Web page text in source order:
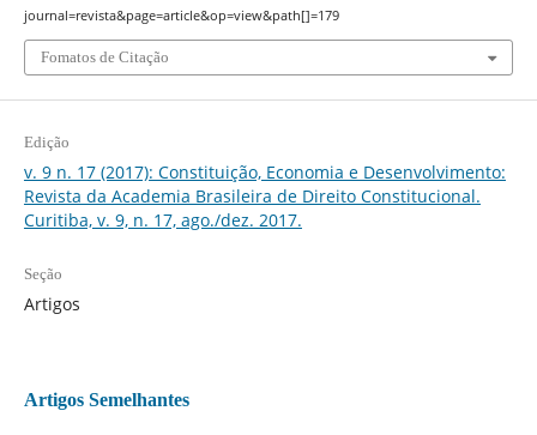
journal=revista&page=article&op=view&path[]=179
Fomatos de Citação
Edição
v. 9 n. 17 (2017): Constituição, Economia e Desenvolvimento:
Revista da Academia Brasileira de Direito Constitucional.
Curitiba, v. 9, n. 17, ago./dez. 2017.
Seção
Artigos
Artigos Semelhantes